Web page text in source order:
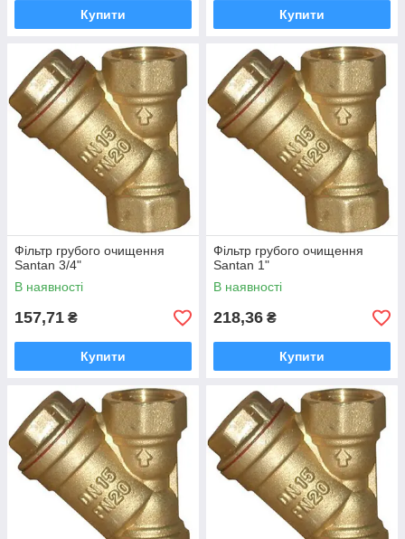
Купити Купити
Фільтр грубого очищення
Santan 3/4"
В наявності
157,71 ₴
Купити
Фільтр грубого очищення
Santan 1"
В наявності
218,36 ₴
Купити